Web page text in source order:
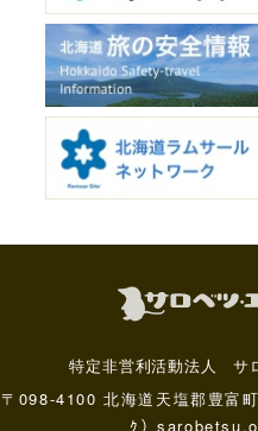
特定非営利活動法人 サ
〒098-4100 北海道天塩郡豊富
ｸ）